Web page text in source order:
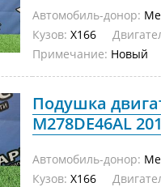
Автомобиль-донор:
Кузов: X166
Примечание: Новый
Подушка
M278DE46AL
Автомобиль-донор:
Кузов: X166